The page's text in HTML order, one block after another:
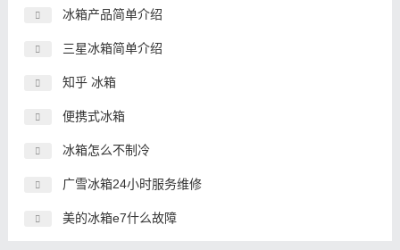
冰箱产品简单介绍
三星冰箱简单介绍
知乎 冰箱
便携式冰箱
冰箱怎么不制冷
广雪冰箱24小时服务维修
美的冰箱e7什么故障